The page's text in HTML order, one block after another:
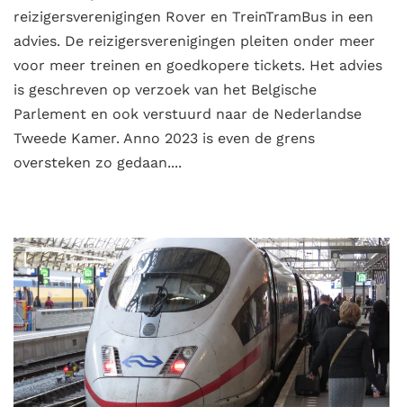
reizigersverenigingen Rover en TreinTramBus in een
advies. De reizigersverenigingen pleiten onder meer
voor meer treinen en goedkopere tickets. Het advies
is geschreven op verzoek van het Belgische
Parlement en ook verstuurd naar de Nederlandse
Tweede Kamer. Anno 2023 is even de grens
oversteken zo gedaan....